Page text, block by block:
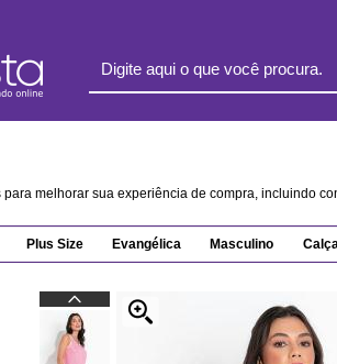
melhorar sua experiência de compra, incluindo
Plus Size Evangélica Masculino